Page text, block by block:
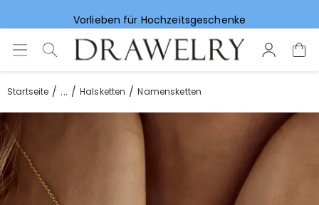
Vorlieben für Hochzeitsgeschenke
Startseite ... Halsketten Namensketten